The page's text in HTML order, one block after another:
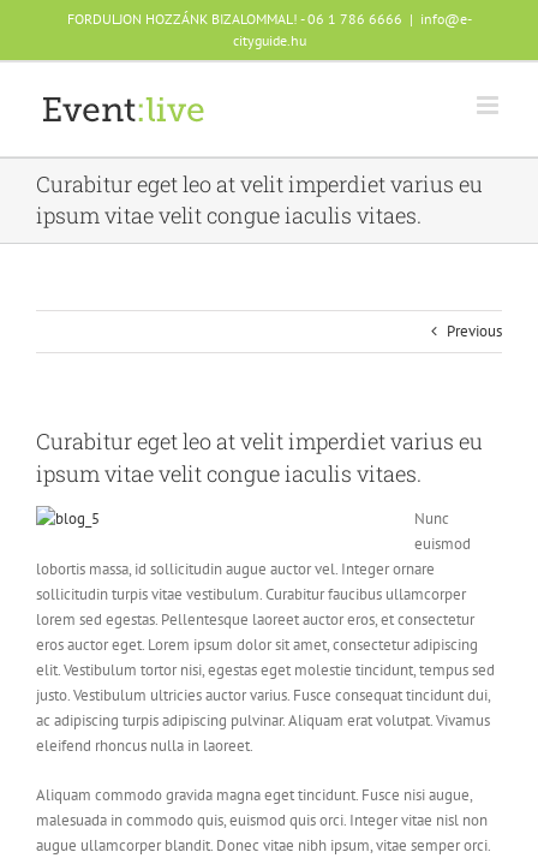
content
FORDULJON HOZZÁNK BIZALOMMAL! - 06 1 786 6666 | info@e-
cityguide.hu
Curabitur eget leo at velit imperdiet varius eu
ipsum vitae velit congue iaculis vitaes.
Previous
Curabitur eget leo at velit imperdiet varius eu
ipsum vitae velit congue iaculis vitaes.
Nunc
euismod
lobortis massa, id sollicitudin augue auctor vel. Integer ornare
sollicitudin turpis vitae vestibulum. Curabitur faucibus ullamcorper
lorem sed egestas. Pellentesque laoreet auctor eros, et consectetur
eros auctor eget. Lorem ipsum dolor sit amet, consectetur adipiscing
elit. Vestibulum tortor nisi, egestas eget molestie tincidunt, tempus sed
justo. Vestibulum ultricies auctor varius. Fusce consequat tincidunt dui,
ac adipiscing turpis adipiscing pulvinar. Aliquam erat volutpat. Vivamus
eleifend rhoncus nulla in laoreet.
Aliquam commodo gravida magna eget tincidunt. Fusce nisi augue,
malesuada in commodo quis, euismod quis orci. Integer vitae nisl non
augue ullamcorper blandit. Donec vitae nibh ipsum, vitae semper orci.